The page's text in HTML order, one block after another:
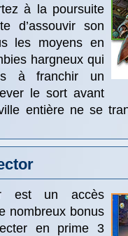
à la poursuite
d’assouvir son
les moyens en
hargneux qui
à franchir un
le sort avant
entière ne se
est un accès
nombreux bonus
en prime 3